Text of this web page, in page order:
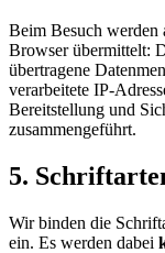
Beim Besuch werden
Browser übermittelt:
übertragene
verarbeitete IP-
Bereitstellung und
zusammengeführt.
5.
Wir binden die
ein. Es werden dabei